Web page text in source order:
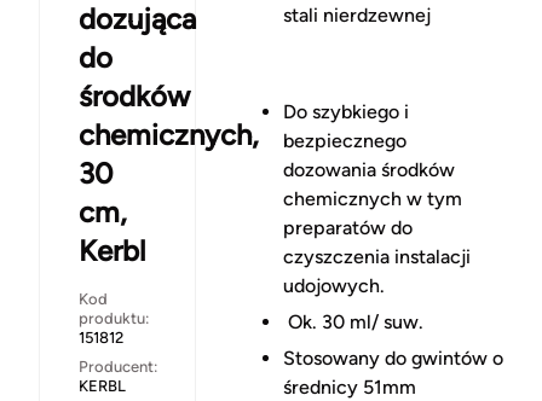
dozująca
do
środków
chemicznych,
30
cm,
Kerbl
Kod
produktu:
151812
Producent:
KERBL
stali nierdzewnej
Do szybkiego i
bezpiecznego
dozowania środków
chemicznych w tym
preparatów do
czyszczenia instalacji
udojowych.
Ok. 30 ml/ suw.
Stosowany do gwintów o
średnicy 51mm